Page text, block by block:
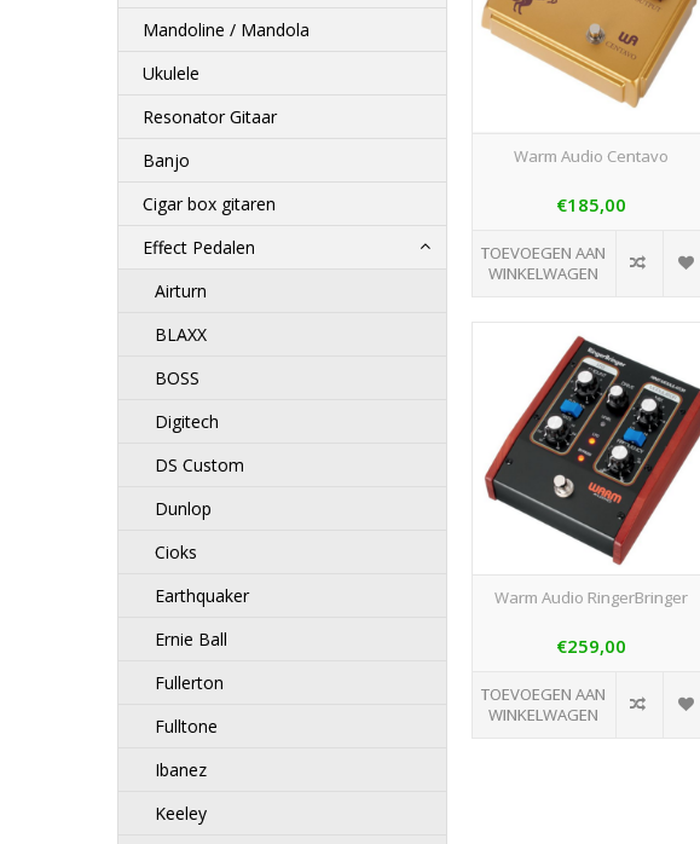
Mandoline / Mandola
Ukulele
Resonator Gitaar
Banjo
Cigar box gitaren
Effect Pedalen
Airturn
BLAXX
BOSS
Digitech
DS Custom
Dunlop
Cioks
Earthquaker
Ernie Ball
Fullerton
Fulltone
Ibanez
Keeley
Warm Audio Centavo
€185,00
TOEVOEGEN AAN
WINKELWAGEN
Warm Audio RingerBringer
€259,00
TOEVOEGEN AAN
WINKELWAGEN